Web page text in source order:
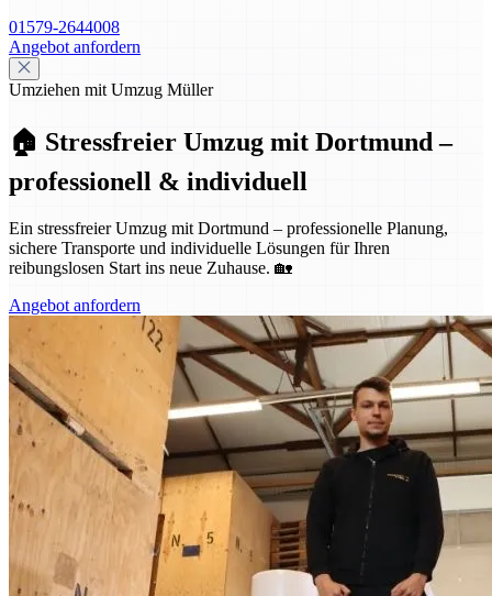
01579-2644008
Angebot anfordern
Umziehen mit Umzug Müller
🏠 Stressfreier Umzug mit Dortmund –
professionell & individuell
Ein stressfreier Umzug mit Dortmund – professionelle Planung,
sichere Transporte und individuelle Lösungen für Ihren
reibungslosen Start ins neue Zuhause. 🏡
Angebot anfordern